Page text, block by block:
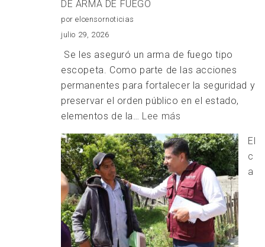
quedan
nuevos
aranceles:
Ray
Vázquez
Conchas
DE ARMA DE FUEGO
por elcensornoticias
julio 29, 2026
⁠Se les aseguró un arma de fuego tipo
escopeta. Como parte de las acciones
permanentes para fortalecer la seguridad y
preservar el orden público en el estado,
elementos de la… Lee más
DETIENEN
A
DOS
SUJETOS
POR
PORTACIÓN
ILEGAL
DE
El
c
a